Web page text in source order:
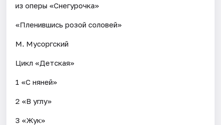
из оперы «Снегурочка»
«Пленившись розой соловей»
М. Мусоргский
Цикл «Детская»
1 «С няней»
2 «В углу»
3 «Жук»